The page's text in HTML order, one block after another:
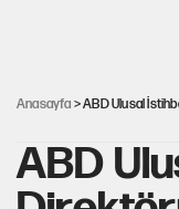
Anasayfa > ABD Ulusal
ABD